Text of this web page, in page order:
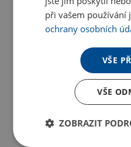
při vašem používání
ochrany osobních
VŠE
VŠE
ZOBRAZIT